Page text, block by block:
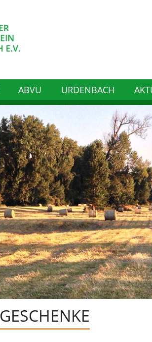
ABVU URDENBACH
GESCHENKE